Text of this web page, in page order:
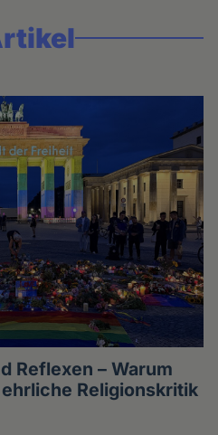
Reflexen – Warum
Religionskritik